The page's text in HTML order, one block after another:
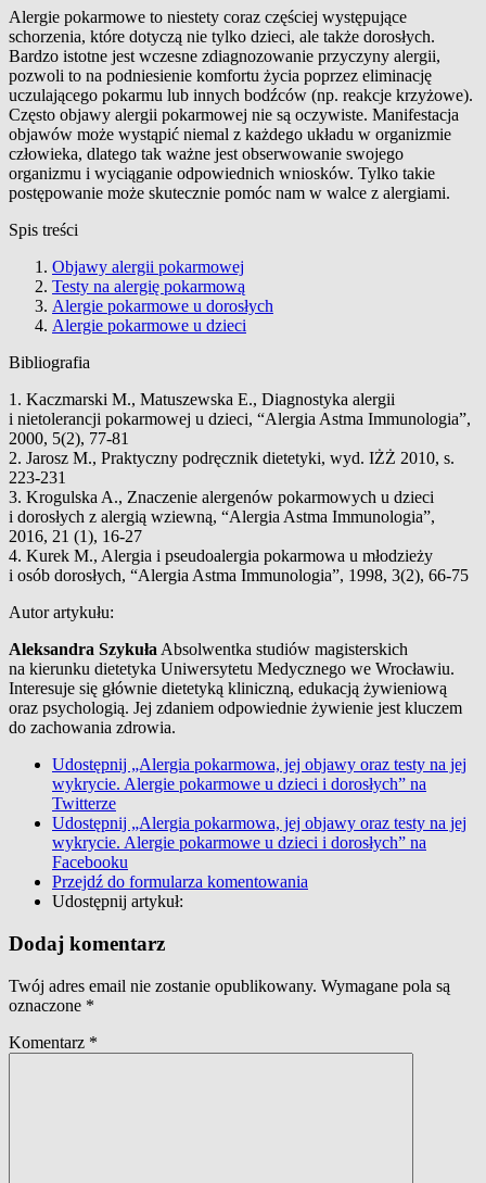
Alergie pokarmowe to niestety coraz częściej występujące
schorzenia, które dotyczą nie tylko dzieci, ale także dorosłych.
Bardzo istotne jest wczesne zdiagnozowanie przyczyny alergii,
pozwoli to na podniesienie komfortu życia poprzez eliminację
uczulającego pokarmu lub innych bodźców (np. reakcje krzyżowe).
Często objawy alergii pokarmowej nie są oczywiste. Manifestacja
objawów może wystąpić niemal z każdego układu w organizmie
człowieka, dlatego tak ważne jest obserwowanie swojego
organizmu i wyciąganie odpowiednich wniosków. Tylko takie
postępowanie może skutecznie pomóc nam w walce z alergiami.
Spis treści
Objawy alergii pokarmowej
Testy na alergię pokarmową
Alergie pokarmowe u dorosłych
Alergie pokarmowe u dzieci
Bibliografia
1. Kaczmarski M., Matuszewska E., Diagnostyka alergii
i nietolerancji pokarmowej u dzieci, “Alergia Astma Immunologia”,
2000, 5(2), 77-81
2. Jarosz M., Praktyczny podręcznik dietetyki, wyd. IŻŻ 2010, s.
223-231
3. Krogulska A., Znaczenie alergenów pokarmowych u dzieci
i dorosłych z alergią wziewną, “Alergia Astma Immunologia”,
2016, 21 (1), 16-27
4. Kurek M., Alergia i pseudoalergia pokarmowa u młodzieży
i osób dorosłych, “Alergia Astma Immunologia”, 1998, 3(2), 66-75
Autor artykułu:
Aleksandra Szykuła Absolwentka studiów magisterskich
na kierunku dietetyka Uniwersytetu Medycznego we Wrocławiu.
Interesuje się głównie dietetyką kliniczną, edukacją żywieniową
oraz psychologią. Jej zdaniem odpowiednie żywienie jest kluczem
do zachowania zdrowia.
Udostępnij „Alergia pokarmowa, jej objawy oraz testy na jej
wykrycie. Alergie pokarmowe u dzieci i dorosłych” na
Twitterze
Udostępnij „Alergia pokarmowa, jej objawy oraz testy na jej
wykrycie. Alergie pokarmowe u dzieci i dorosłych” na
Facebooku
Przejdź do formularza komentowania
Udostępnij artykuł:
Dodaj komentarz
Twój adres email nie zostanie opublikowany. Wymagane pola są
oznaczone *
Komentarz *